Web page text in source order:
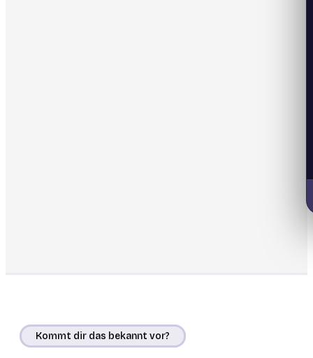
Kommt dir das bekannt vor?